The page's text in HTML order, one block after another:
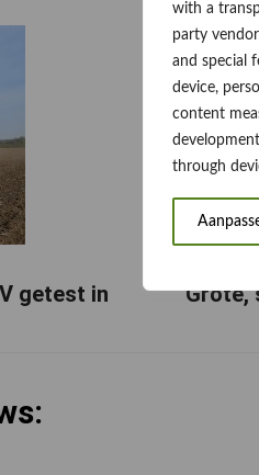
with a
party
and special
device,
content
through
getest in
“Grote,